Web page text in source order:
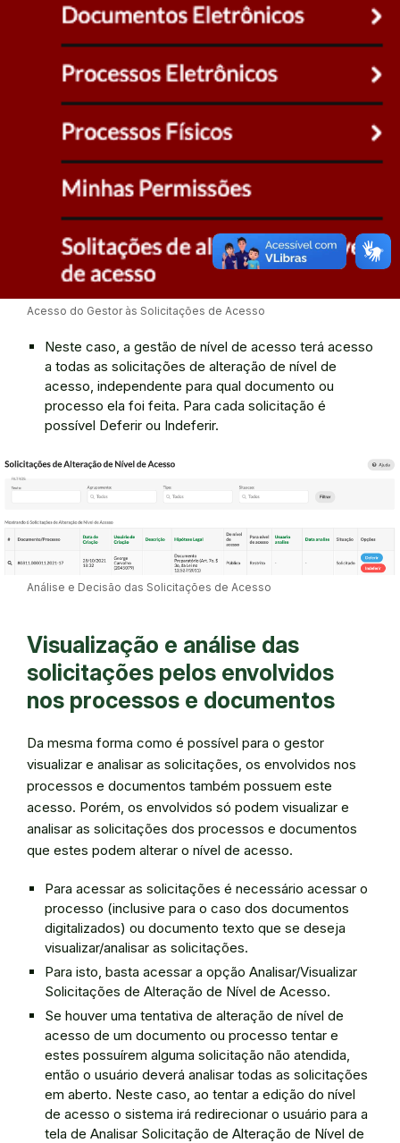
Acesso do Gestor às Solicitações de Acesso
Neste caso, a gestão de nível de acesso terá acesso
a todas as solicitações de alteração de nível de
acesso, independente para qual documento ou
processo ela foi feita. Para cada solicitação é
possível Deferir ou Indeferir.
Análise e Decisão das Solicitações de Acesso
Visualização e análise das
solicitações pelos envolvidos
nos processos e documentos
Da mesma forma como é possível para o gestor
visualizar e analisar as solicitações, os envolvidos nos
processos e documentos também possuem este
acesso. Porém, os envolvidos só podem visualizar e
analisar as solicitações dos processos e documentos
que estes podem alterar o nível de acesso.
Para acessar as solicitações é necessário acessar o
processo (inclusive para o caso dos documentos
digitalizados) ou documento texto que se deseja
visualizar/analisar as solicitações.
Para isto, basta acessar a opção Analisar/Visualizar
Solicitações de Alteração de Nível de Acesso.
Se houver uma tentativa de alteração de nível de
acesso de um documento ou processo tentar e
estes possuírem alguma solicitação não atendida,
então o usuário deverá analisar todas as solicitações
em aberto. Neste caso, ao tentar a edição do nível
de acesso o sistema irá redirecionar o usuário para a
tela de Analisar Solicitação de Alteração de Nível de